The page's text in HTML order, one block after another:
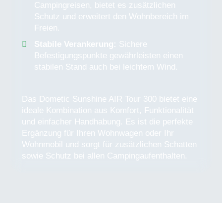
Campingreisen, bietet es zusätzlichen
Schutz und erweitert den Wohnbereich im
Freien.
Stabile Verankerung: Sichere
Befestigungspunkte gewährleisten einen
stabilen Stand auch bei leichtem Wind.
Das Dometic Sunshine AIR Tour 300 bietet eine
ideale Kombination aus Komfort, Funktionalität
und einfacher Handhabung. Es ist die perfekte
Ergänzung für Ihren Wohnwagen oder Ihr
Wohnmobil und sorgt für zusätzlichen Schatten
sowie Schutz bei allen Campingaufenthalten.